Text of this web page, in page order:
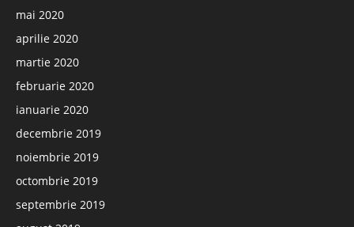
mai 2020
aprilie 2020
martie 2020
februarie 2020
ianuarie 2020
decembrie 2019
noiembrie 2019
octombrie 2019
septembrie 2019